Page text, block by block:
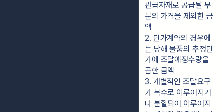
관급자재로 공급될 부
분의 가격을 제외한 금
액
2. 단가계약의 경우에
는 당해 물품의 추정단
가에 조달예정수량을
곱한 금액
3. 개별적인 조달요구
가 복수로 이루어지거
나 분할되어 이루어지